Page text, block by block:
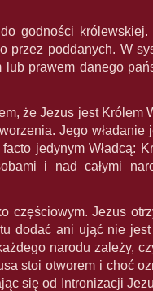
godności królewskiej.
poddanych. W
lub prawem danego
że Jezus jest Królem
Jego władanie
jedynym Władcą:
i nad całymi
Jezus
dodać ani ująć nie
narodu zależy,
stoi otworem i choć
się od Intronizacji